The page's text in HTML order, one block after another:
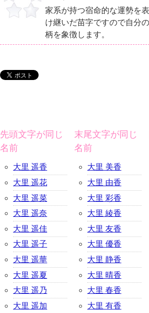
家系が持つ宿命的な運勢を
け継いだ苗字ですので自分
柄を象徴します。
先頭文字が同じ
名前
大里 遥香
大里 遥花
大里 遥菜
大里 遥奈
大里 遥佳
大里 遥子
大里 遥華
大里 遥夏
大里 遥乃
大里 遥加
末尾文字が同じ
名前
大里 美香
大里 由香
大里 彩香
大里 綾香
大里 友香
大里 優香
大里 静香
大里 晴香
大里 春香
大里 有香